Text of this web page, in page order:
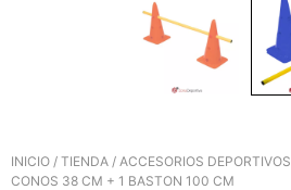
INICIO / TIENDA / ACCESORIOS DEPORTIVOS
CONOS 38 CM + 1 BASTON 100 CM